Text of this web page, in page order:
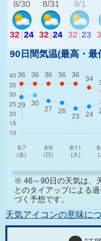
8/30
32|24
8/31
32|24
9/1
32 23
90日間気温(最高・最
※ 46～90日の天気は、
とのタイアップによる
づく予想です。
天気アイコンの意味に